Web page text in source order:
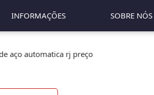
INFORMAÇÕES SOBRE NÓS
aço automatica rj preço